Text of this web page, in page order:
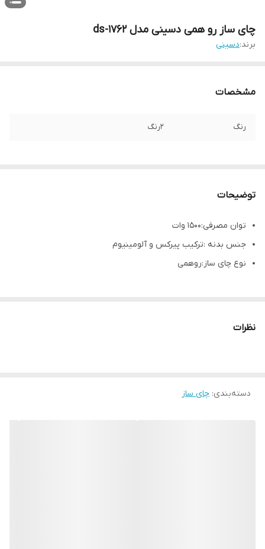
چای ساز رو همی دسینی مدل ds-1762
برند:دسینی
مشخصات
رنگ ۲رنگ
توضیحات
توان مصرفی:1500 وات
جنس بدنه :ترکیب پیرکس و آلومینیوم
نوع چای ساز:روهمی
نظرات
دسته‌بندی: چای ساز